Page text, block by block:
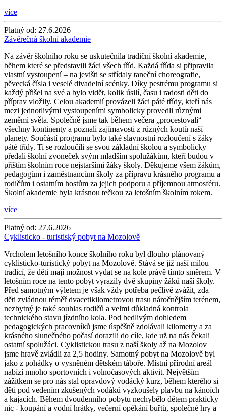
více
Platný od: 27.6.2026
Závěrečná školní akademie
Na závěr školního roku se uskutečnila tradiční školní akademie,
během které se představili žáci všech tříd. Každá třída si připravila
vlastní vystoupení – na jevišti se střídaly taneční choreografie,
pěvecká čísla i veselé divadelní scénky. Díky pestrému programu si
každý přišel na své a bylo vidět, kolik úsilí, času i radosti děti do
příprav vložily. Celou akademií provázeli žáci páté třídy, kteří nás
mezi jednotlivými vystoupeními symbolicky provedli různými
zeměmi světa. Společně jsme tak během večera „procestovali“
všechny kontinenty a poznali zajímavosti z různých koutů naší
planety. Součástí programu bylo také slavnostní rozloučení s žáky
páté třídy. Ti se rozloučili se svou základní školou a symbolicky
předali školní zvoneček svým mladším spolužákům, kteří budou v
příštím školním roce nejstaršími žáky školy. Děkujeme všem žákům,
pedagogům i zaměstnancům školy za přípravu krásného programu a
rodičům i ostatním hostům za jejich podporu a příjemnou atmosféru.
Školní akademie byla krásnou tečkou za letošním školním rokem.
více
Platný od: 27.6.2026
Cyklisticko - turistiský pobyt na Mozolově
Vrcholem letošního konce školního roku byl dlouho plánovaný
cyklisticko-turistický pobyt na Mozolově. Stává se již naší milou
tradicí, že děti mají možnost vydat se na kole právě tímto směrem. V
letošním roce na tento pobyt vyrazily dvě skupiny žáků naší školy.
Před samotným výletem je však vždy potřeba pečlivě zvážit, zda
děti zvládnou téměř dvacetikilometrovou trasu náročnějším terénem,
nezbytný je také souhlas rodičů a velmi důkladná kontrola
technického stavu jízdního kola. Pod bedlivým dohledem
pedagogických pracovníků jsme úspěšně zdolávali kilometry a za
krásného slunečného počasí dorazili do cíle, kde už na nás čekali
ostatní spolužáci. Cyklistickou trasu z naší školy až na Mozolov
jsme hravě zvládli za 2,5 hodiny. Samotný pobyt na Mozolově byl
jako z pohádky o vysněném dětském táboře. Místní přírodní areál
nabízí mnoho sportovních i volnočasových aktivit. Největším
zážitkem se pro nás stal opravdový vodácký kurz, během kterého si
děti pod vedením zkušených vodáků vyzkoušely plavbu na kánoích
a kajacích. Během dvoudenního pobytu nechybělo dětem prakticky
nic - koupání a vodní hrátky, večerní opékání buřtů, společné hry a